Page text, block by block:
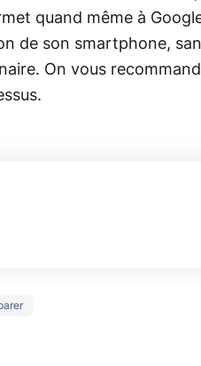
quand même à
de son smartphone,
On vous